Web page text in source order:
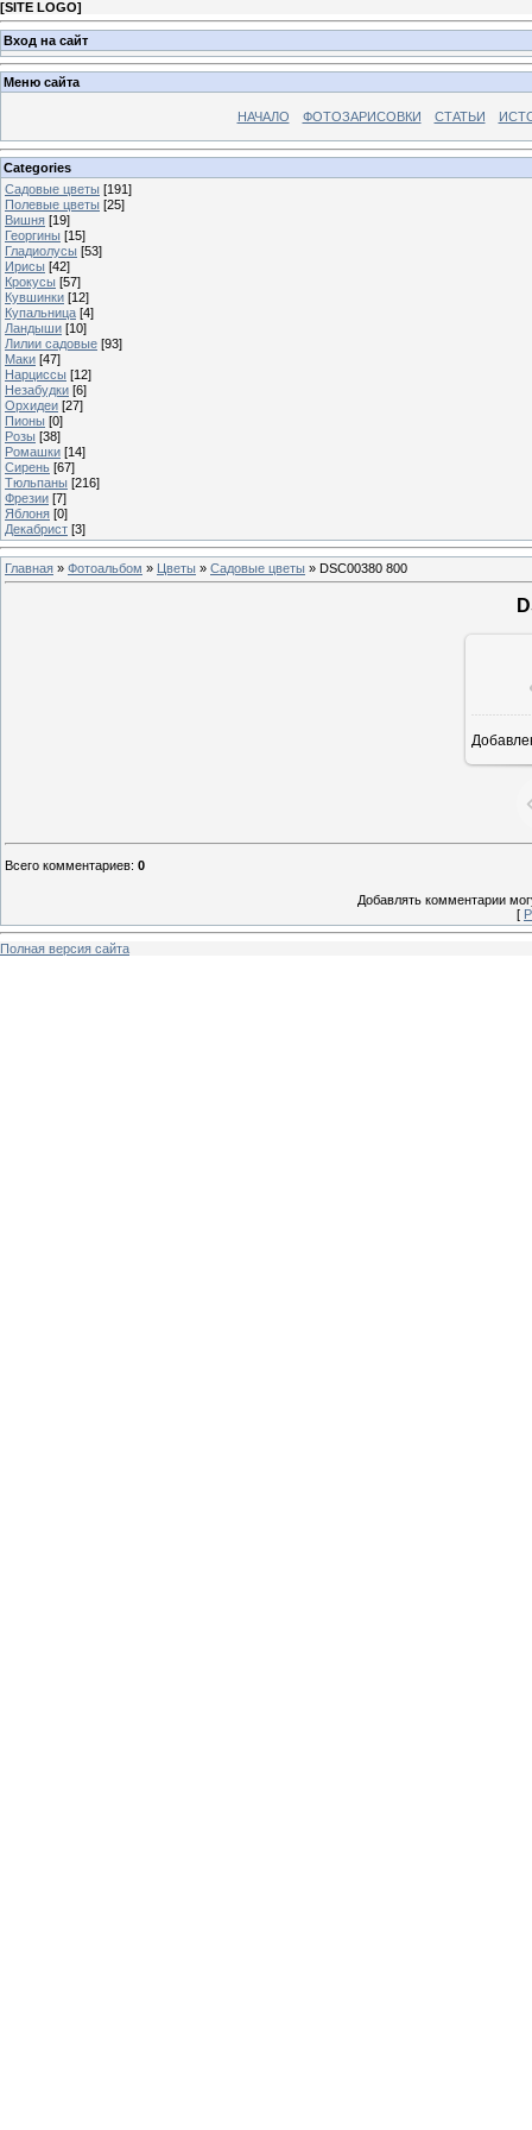
[SITE LOGO]
Вход на сайт
Меню сайта
НАЧАЛО ФОТОЗАРИСОВКИ СТАТЬИ
Categories
Садовые цветы [191]
Полевые цветы [25]
Вишня [19]
Георгины [15]
Гладиолусы [53]
Ирисы [42]
Крокусы [57]
Кувшинки [12]
Купальница [4]
Ландыши [10]
Лилии садовые [93]
Маки [47]
Нарциссы [12]
Незабудки [6]
Орхидеи [27]
Пионы [0]
Розы [38]
Ромашки [14]
Сирень [67]
Тюльпаны [216]
Фрезии [7]
Яблоня [0]
Декабрист [3]
Главная » Фотоальбом » Цветы » Садовые цветы » DSC00380 800
Всего комментариев: 0
Добавлять комментарии
[
Полная версия сайта